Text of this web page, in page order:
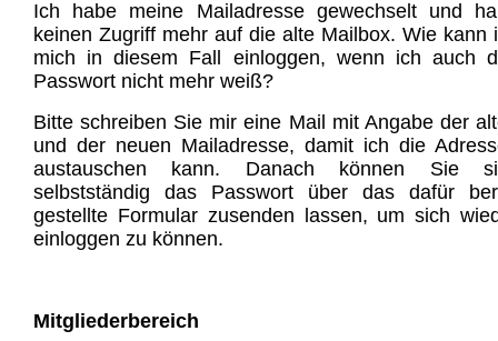
Ich habe meine Mailadresse gewechselt und
keinen Zugriff mehr auf die alte Mailbox. Wie kann
mich in diesem Fall einloggen, wenn ich auch
Passwort nicht mehr weiß?
Bitte schreiben Sie mir eine Mail mit Angabe der
und der neuen Mailadresse, damit ich die
austauschen kann. Danach können Sie
selbstständig das Passwort über das dafür
gestellte Formular zusenden lassen, um sich
einloggen zu können.
Mitgliederbereich